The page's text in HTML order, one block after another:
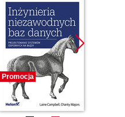
Promocja